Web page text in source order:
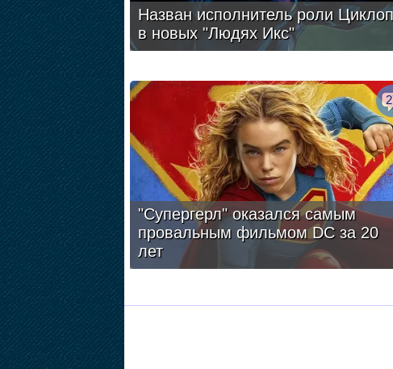
Назван исполнитель роли
в новых "Людях Икс"
"Супергерл" оказался самым
провальным фильмом DC за 20
лет